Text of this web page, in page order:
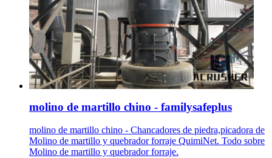
molino de martillo chino - familysafeplus
molino de martillo chino - Chancadores de piedra,picadora de
Molino de martillo y quebrador forraje QuimiNet. Todo sobre
Molino de martillo y quebrador forraje.